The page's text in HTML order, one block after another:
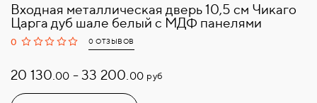
Входная металлическая дверь 10,5 см Чикаго
Царга дуб шале белый с МДФ панелями
0 0 ОТЗЫВОВ
20 130.00 -33 200.00руб